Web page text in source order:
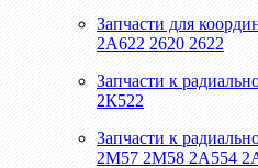
Запчасти для
2А622 2620 2622
Запчасти к
2К522
Запчасти к
2М57 2М58 2А554